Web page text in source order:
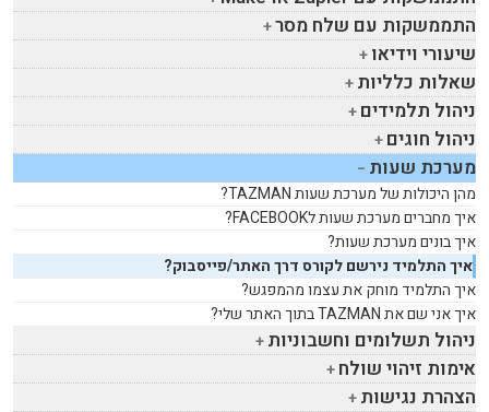
התממשקות עם שלח מסר
שיעורי וידיאו
שאלות כלליות
ניהול תלמידים
ניהול חוגים
מערכת שעות
מהן היכולות של מערכת שעותTAZMAN
?
איך מחברים מערכת שעות לFACEBOOK
?
איך בונים מערכת שעות?
איך התלמיד נירשם לקורס דרך האתר/פייסבוק?
איך התלמיד מוחק את עצמו מהמפגש?
איך אני שם אתTAZMANבתוך האתר שלי?
ניהול תשלומים וחשבוניות
אימות זיהוי שולח
הצהרת נגישות